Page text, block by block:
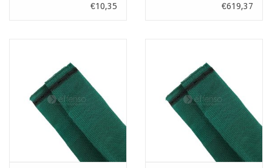
€10,35
€619,37